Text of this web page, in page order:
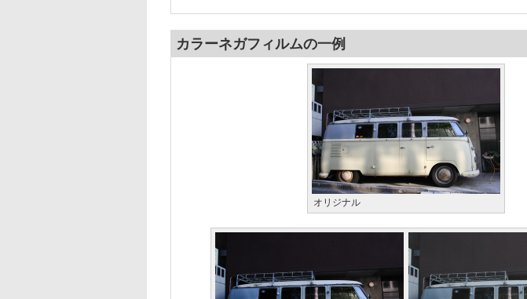
カラーネガフィルムの一例
オリジナル